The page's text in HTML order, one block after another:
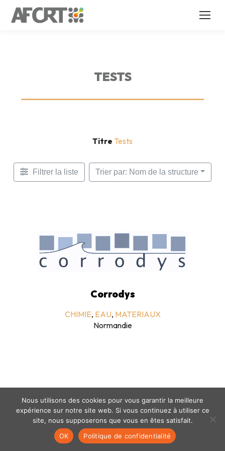
TESTS
Titre Tests
Filtrer la liste Trier par: Nom de la structure
Corrodys
CHIMIE, EAU, MATERIAUX
Normandie
Mentions légales- politique de confidentialité- © coclico 2026
Nous utilisons des cookies pour vous garantir la meilleure
expérience sur notre site web. Si vous continuez à utiliser ce
site, nous supposerons que vous en êtes satisfait.
OK
Politique de confidentialité